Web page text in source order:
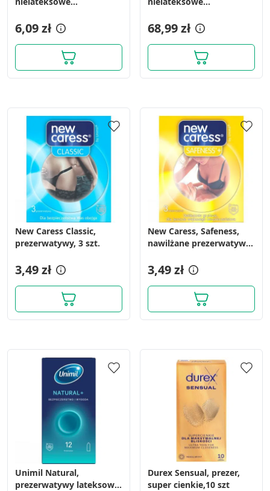
wypustkami, 3 szt.
6,09 zł
wypustkami, 36 szt.
68,99 zł
New Caress Classic,
prezerwatywy, 3 szt.
3,49 zł
New Caress, Safeness,
nawilżane prezerwatywy,
3,49 zł
Unimil Natural,
prezerwatywy lateksowe,
Durex Sensual, prezer,
super cienkie,10 szt